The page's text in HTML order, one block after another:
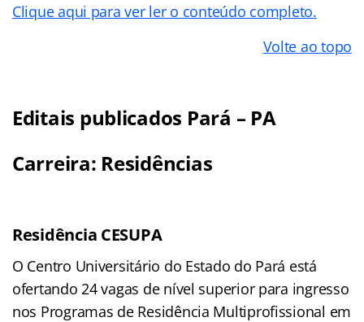
Clique aqui para ver ler o conteúdo completo.
Volte ao topo
Editais publicados Pará – PA
Carreira: Residências
Residência CESUPA
O Centro Universitário do Estado do Pará está
ofertando 24 vagas de nível superior para ingresso
nos Programas de Residência Multiprofissional em